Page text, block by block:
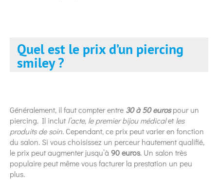
Quel est le prix d’un piercing
smiley ?
Généralement, il faut compter entre 30 à 50 eurospour un
piercing. Il inclutl’acte, le premier bijou médicaletles
produits de soin. Cependant, ce prix peut varier en fonction
du salon. Si vous choisissez un perceur hautement qualifié,
le prix peut augmenter jusqu’à 90 euros. Un salon très
populaire peut même vous facturer la prestation un peu
plus.